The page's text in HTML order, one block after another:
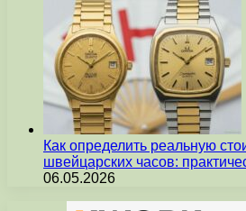
Как определить реальную
швейцарских часов:
06.05.2026